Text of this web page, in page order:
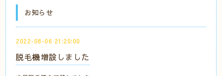
お知らせ
2022-08-06 21:20:00
脱毛機増設しました